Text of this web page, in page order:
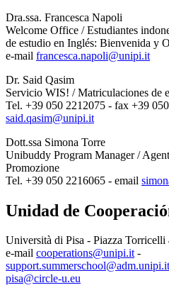
Dra.ssa. Francesca Napoli
Welcome Office / Estudiantes
de estudio en Inglés: Bienvenida y
e-mail francesca.napoli@unipi.it
Dr. Said Qasim
Servicio WIS! / Matriculaciones de
Tel. +39 050 2212075 - fax +39
said.qasim@unipi.it
Dott.ssa Simona Torre
Unibuddy Program Manager /
Promozione
Tel. +39 050 2216065 - email
Unidad de
Università di Pisa - Piazza Torricelli
e-mail cooperations@unipi.it-
support.summerschool@adm.unipi.it
pisa@circle-u.eu